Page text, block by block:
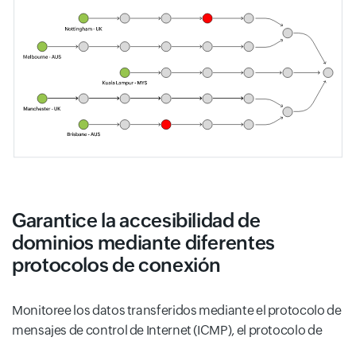
Garantice la accesibilidad de
dominios mediante diferentes
protocolos de conexión
Monitoree los datos transferidos mediante el protocolo de
mensajes de control de Internet (ICMP), el protocolo de